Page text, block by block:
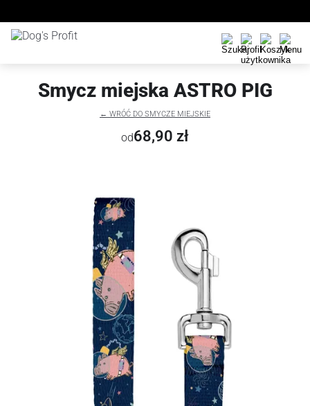
Smycz miejska ASTRO PIG
← WRÓĆ DO SMYCZE MIEJSKIE
od68,90 zł